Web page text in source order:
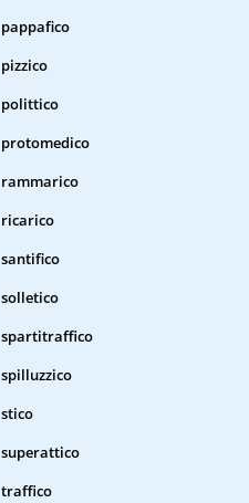
pappafico
pizzico
polittico
protomedico
rammarico
ricarico
santifico
solletico
spartitraffico
spilluzzico
stico
superattico
traffico